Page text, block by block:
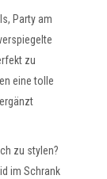
Party am
zu
eine tolle
zu stylen?
im Schrank